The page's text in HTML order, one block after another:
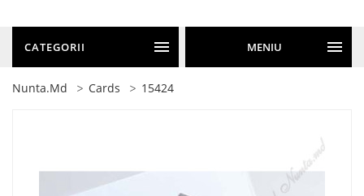
CATEGORII MENIU
Nunta.md Cards 15424